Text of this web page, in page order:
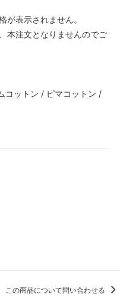
が表示されません。
本注文となりませんのでご
コットン / ピマコットン /
この商品について問い合わせる